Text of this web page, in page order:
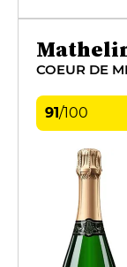
COEUR DE
91/100